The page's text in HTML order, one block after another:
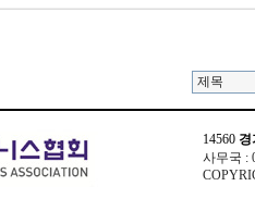
14560 경
사무국 :